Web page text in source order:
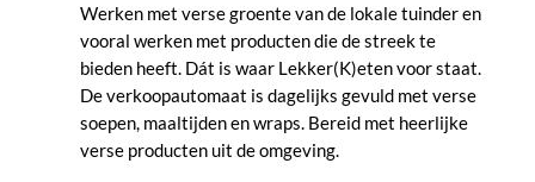
Werken met verse groente van de lokale tuinder en
vooral werken met producten die de streek te
bieden heeft. Dát is waar Lekker(K)eten voor staat.
De verkoopautomaat is dagelijks gevuld met verse
soepen, maaltijden en wraps. Bereid met heerlijke
verse producten uit de omgeving.